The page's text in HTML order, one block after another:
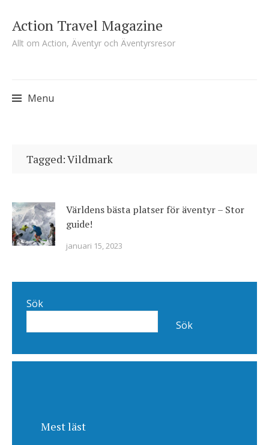
Action Travel Magazine
Allt om Action, Äventyr och Äventyrsresor
Menu
to
Tagged: Vildmark
Världens bästa platser för äventyr – Stor
guide!
januari 15, 2023
Sök
Sök
Mest läst